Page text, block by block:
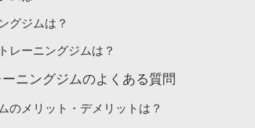
グジムは？
レーニングジムは？
ニングジムのよくある質問
のメリット・デメリットは？